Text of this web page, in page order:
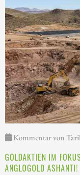
Kommentar von
GOLDAKTIEN IM
ANGLOGOLD ASHANTI!